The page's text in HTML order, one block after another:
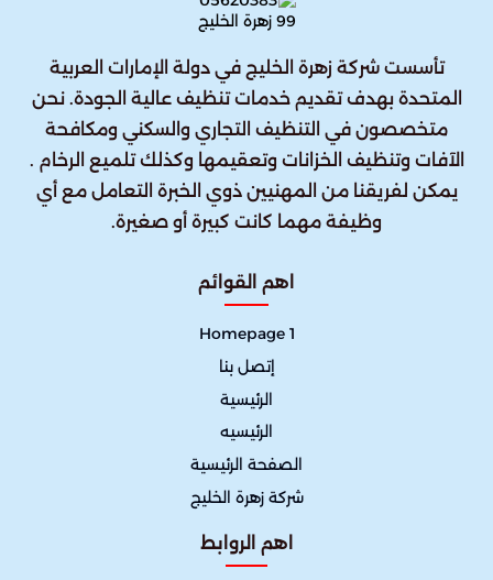
تأسست شركة زهرة الخليج في دولة الإمارات العربية
المتحدة بهدف تقديم خدمات تنظيف عالية الجودة. نحن
متخصصون في التنظيف التجاري والسكني ومكافحة
الآفات وتنظيف الخزانات وتعقيمها وكذلك تلميع الرخام .
يمكن لفريقنا من المهنيين ذوي الخبرة التعامل مع أي
وظيفة مهما كانت كبيرة أو صغيرة.
اهم القوائم
Homepage 1
إتصل بنا
الرئيسية
الرئيسيه
الصفحة الرئيسية
شركة زهرة الخليج
اهم الروابط